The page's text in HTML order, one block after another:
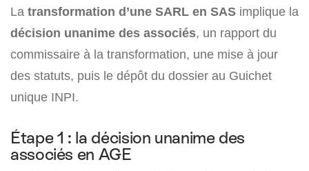
La transformation d’une SARL en SAS implique la
décision unanime des associés, un rapport du
commissaire à la transformation, une mise à jour
des statuts, puis le dépôt du dossier au Guichet
unique INPI.
Étape 1 : la décision unanime des
associés en AGE